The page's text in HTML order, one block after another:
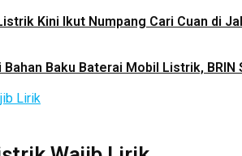
Kini Ikut Numpang Cari Cuan di
Bahan Baku Baterai Mobil Listrik,